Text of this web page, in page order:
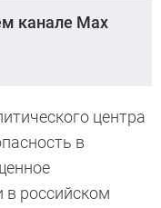
канале Max
центра
в
в российском